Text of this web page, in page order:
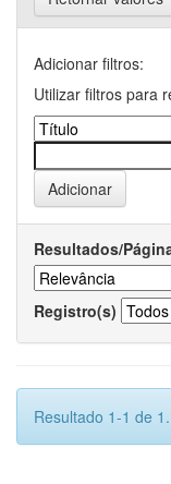
Adicionar filtros:
Utilizar filtros para
Resultados/
Registro(s)
Resultado 1-1 de 1.